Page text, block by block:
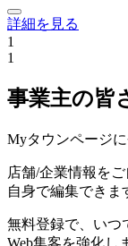
詳細を見る
1
1
事業主の皆
Myタウンページ
店舗/企業情報を
自身で編集できま
無料登録で、いつ
Web集客を強化し